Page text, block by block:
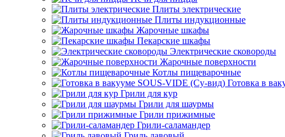
Плиты электрические
Плиты индукционные
Жарочные шкафы
Пекарские шкафы
Электрические сковороды
Жарочные поверхности
Котлы пищеварочные
Готовка в
Грили для кур
Грили для шаурмы
Грили прижимные
Грили-саламандер